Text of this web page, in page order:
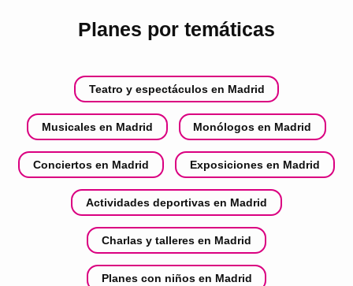
Planes por temáticas
Teatro y espectáculos en Madrid
Musicales en Madrid Monólogos en Madrid
Conciertos en Madrid Exposiciones en Madrid
Actividades deportivas en Madrid
Charlas y talleres en Madrid
Planes con niños en Madrid